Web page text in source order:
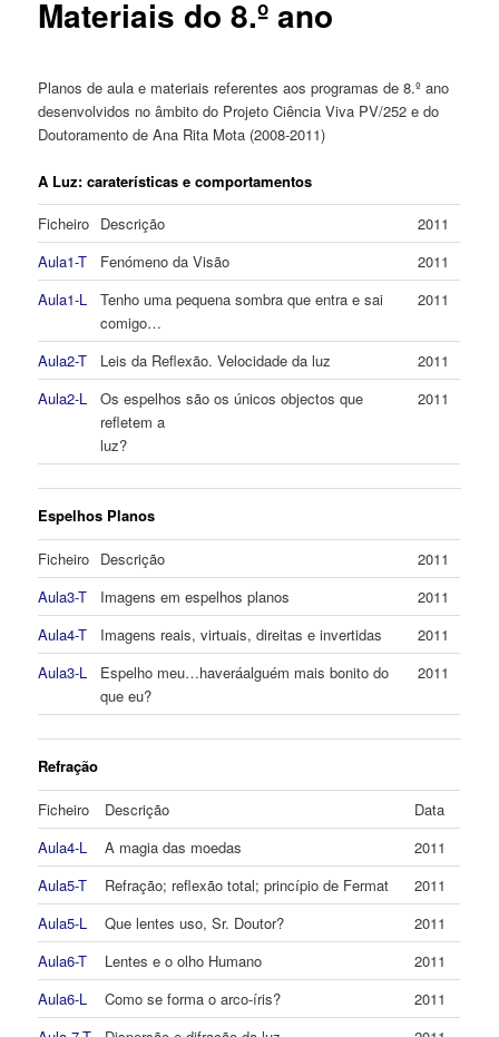
Materiais do 8.º ano
Planos de aula e materiais referentes aos programas de 8.º ano
desenvolvidos no âmbito do Projeto Ciência Viva PV/252 e do
Doutoramento de Ana Rita Mota (2008-2011)
A Luz: caraterísticas e comportamentos
Ficheiro Descrição
2011
Aula1-T
Fenómeno da Visão
2011
Aula1-L
Tenho uma pequena sombra que entra e sai
comigo…
2011
Aula2-T Leis da Reflexão. Velocidade da luz
2011
Aula2-L
Os espelhos são os únicos objectos que
refletem a
luz?
2011
Espelhos Planos
Ficheiro Descrição
2011
Aula3-T
Imagens em espelhos planos
2011
Aula4-T
Imagens reais, virtuais, direitas e invertidas
2011
Aula3-L
Espelho meu…haveráalguém mais bonito do
que eu?
2011
Refração
Ficheiro Descrição
Data
Aula4-L
A magia das moedas
2011
Aula5-T
Refração; reflexão total; princípio de Fermat
2011
Aula5-L
Que lentes uso, Sr. Doutor?
2011
Aula6-T
Lentes e o olho Humano
2011
Aula6-L
Como se forma o arco-íris?
2011